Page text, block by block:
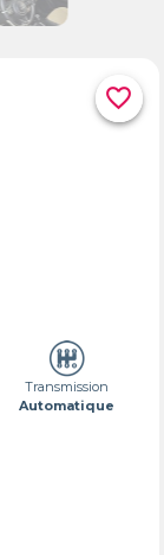
favorite_border
Transmission
Automatique